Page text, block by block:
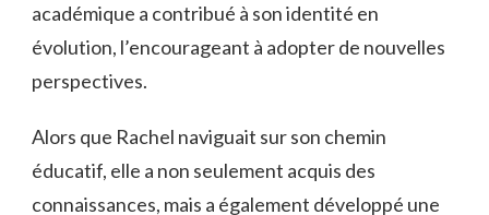
académique a contribué à son identité en
évolution, l’encourageant à adopter de nouvelles
perspectives.
Alors que Rachel naviguait sur son chemin
éducatif, elle a non seulement acquis des
connaissances, mais a également développé une